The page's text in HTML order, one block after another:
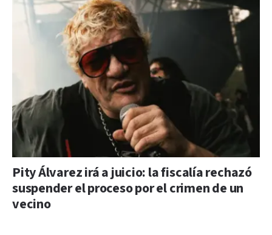
Pity Álvarez irá a juicio: la fiscalía rechazó
suspender el proceso por el crimen de un
vecino